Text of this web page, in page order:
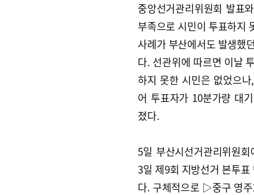
중앙선거관리위원회 발표
부족으로 시민이 투표하지
사례가 부산에서도 발생했
다. 선관위에 따르면 이날
하지 못한 시민은 없었으
어 투표자가 10분가량 대
졌다.
5일 부산시선거관리위원
3일 제9회 지방선거 본투
다. 구체적으로 ▷중구 영